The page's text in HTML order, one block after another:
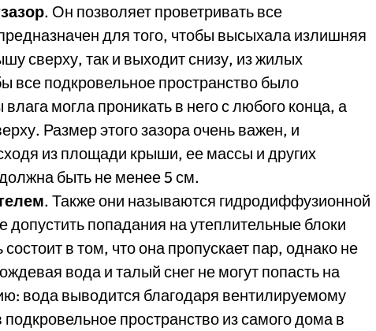
. Он позволяет проветривать все
для того, чтобы высыхала излишняя
сверху, так и выходит снизу, из жилых
все подкровельное пространство было
могла проникать в него с любого конца, а
Размер этого зазора очень важен, и
из площади крыши, ее массы и других
быть не менее 5 см.
. Также они называются гидродиффузионной
попадания на утеплительные блоки
в том, что она пропускает пар, однако не
вода и талый снег не могут попасть на
вода выводится благодаря вентилируемому
пространство из самого дома в